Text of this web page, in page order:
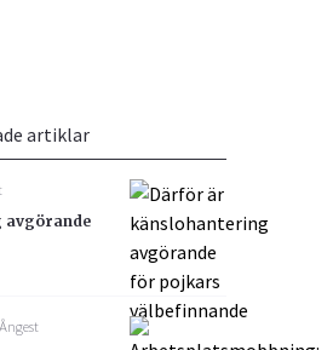
Sex & Samliv
Sömn & Stress
artiklar